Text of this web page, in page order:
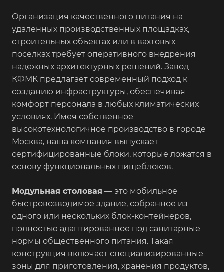
Организация качественного питания на
удаленных производственных площадках,
строительных объектах или в вахтовых
поселках требует оперативного внедрения
надежных архитектурных решений. Завод
КФМК предлагает современный подход к
созданию инфраструктуры, обеспечивая
комфорт персонала в любых климатических
условиях. Имея собственное
высокотехнологичное производство в городе
Москва, наша компания выпускает
сертифицированные блоки, которые ложатся в
основу функциональных пищеблоков.
Модульная столовая — это мобильное
быстровозводимое здание, собранное из
одного или нескольких блок-контейнеров,
полностью адаптированное под санитарные
нормы общественного питания. Такая
конструкция включает специализированные
зоны для приготовления, хранения продуктов,